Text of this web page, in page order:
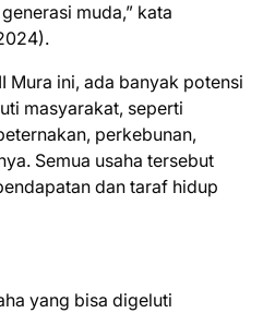
muda,” kata
Mura ini, ada banyak potensi
masyarakat, seperti
perkebunan,
Semua usaha tersebut
dan taraf hidup
yang bisa digeluti